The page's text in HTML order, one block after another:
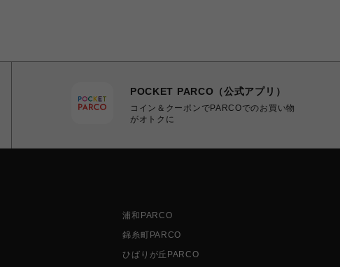
POCKET PARCO（公式アプリ）
コイン＆クーポンでPARCOでのお買い物
がオトクに
浦和PARCO
錦糸町PARCO
ひばりが丘PARCO